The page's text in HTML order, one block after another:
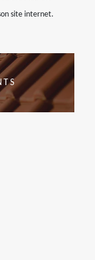
site internet.